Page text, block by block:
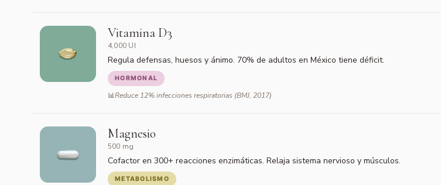
Vitamina D3
4,000 UI
Regula defensas, huesos y ánimo. 70% de adultos en México tiene déficit.
HORMONAL
Reduce 12% infecciones respiratorias (BMJ, 2017)
Magnesio
500 mg
Cofactor en 300+ reacciones enzimáticas. Relaja sistema nervioso y músculos.
METABOLISMO